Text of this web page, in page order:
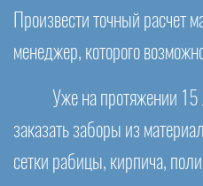
Произвести точный расчет
менеджер, которого
Уже на протяжении 15
заказать заборы из
сетки рабицы, кирпича,